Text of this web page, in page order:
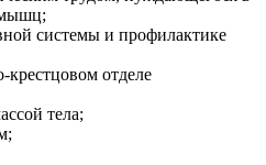
системы и профилактике
отделе
тела;